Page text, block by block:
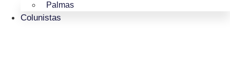
Palmas
Colunistas